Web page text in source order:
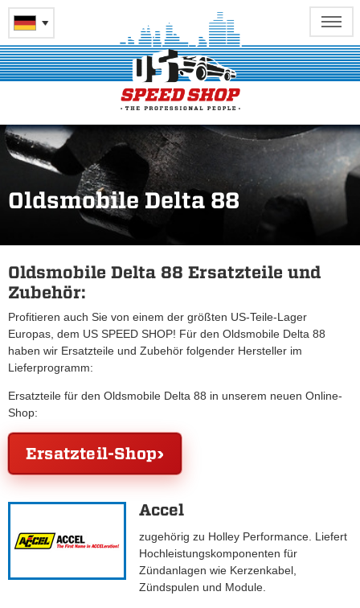
Oldsmobile Delta 88
Oldsmobile Delta 88 Ersatzteile und
Zubehör:
Profitieren auch Sie von einem der größten US-Teile-Lager
Europas, dem US SPEED SHOP! Für den Oldsmobile Delta 88
haben wir Ersatzteile und Zubehör folgender Hersteller im
Lieferprogramm:
Ersatzteile für den Oldsmobile Delta 88 in unserem neuen Online-
Shop:
Ersatzteil-Shop
Accel
zugehörig zu Holley Performance. Liefert
Hochleistungskomponenten für
Zündanlagen wie Kerzenkabel,
Zündspulen und Module.